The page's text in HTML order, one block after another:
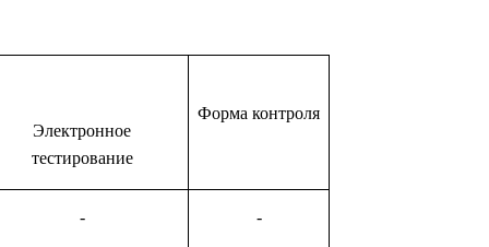
Электронное
тестирование
Форма контроля
- -